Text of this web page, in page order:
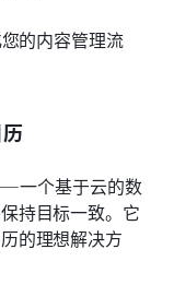
的内容管理流
一个基于云的数
持目标一致。它
的理想解决方